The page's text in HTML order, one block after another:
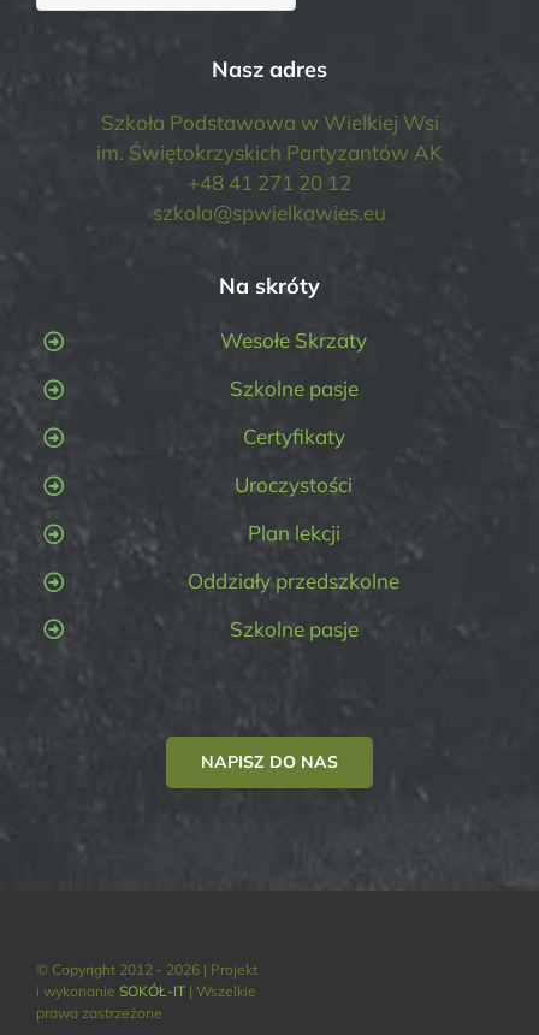
Nasz adres
Szkoła Podstawowa w Wielkiej Wsi
im. Świętokrzyskich Partyzantów AK
+48 41 271 20 12
szkola@spwielkawies.eu
Na skróty
Wesołe Skrzaty
Szkolne pasje
Certyfikaty
Uroczystości
Plan lekcji
Oddziały przedszkolne
Szkolne pasje
NAPISZ DO NAS
© Copyright 2012 - 2026 | Projekt
i wykonanie SOKÓŁ-IT| Wszelkie
prawa zastrzeżone